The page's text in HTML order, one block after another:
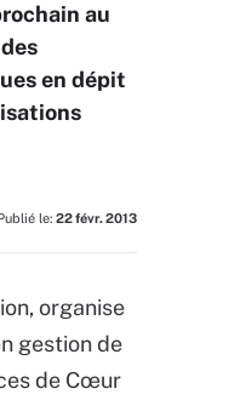
au
en dépit
le: 22 févr. 2013
organise
gestion de
de Cœur